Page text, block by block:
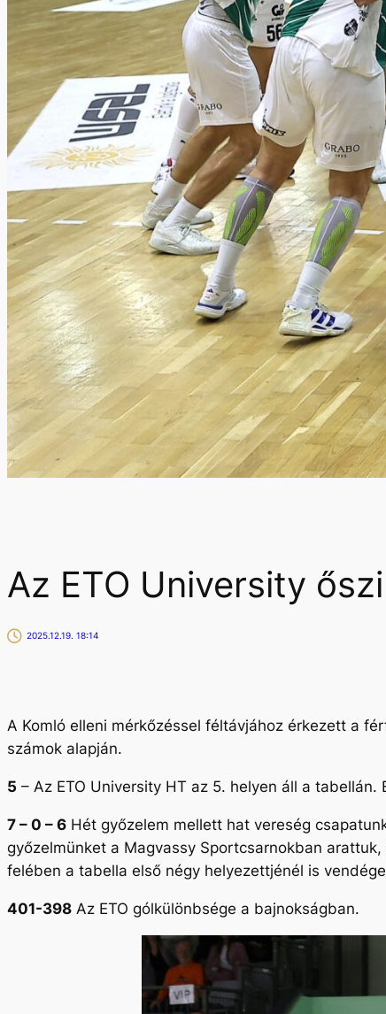
Az ETO University
2025.12.19. 18:14
A Komló elleni mérkőzéssel féltávjához érkezett a
számok alapján.
5 – Az ETO University HT az 5. helyen áll a
7 – 0 – 6 Hét győzelem mellett hat vereség
győzelmünket a Magvassy Sportcsarnokban
felében a tabella első négy helyezettjénél is
401-398 Az ETO gólkülönbsége a bajnokságban.